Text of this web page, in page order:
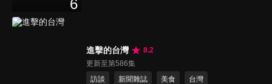
6
進擊的台灣
8.2
更新至第586集
訪談
新聞雜誌 美食 台灣